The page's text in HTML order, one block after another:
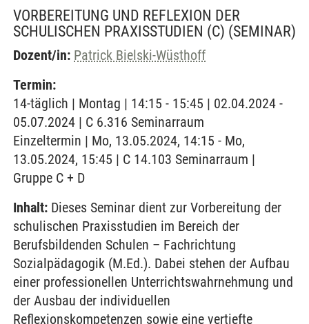
VORBEREITUNG UND REFLEXION DER
SCHULISCHEN PRAXISSTUDIEN (C) (SEMINAR)
Dozent/in: Patrick Bielski-Wüsthoff
Termin:
14-täglich | Montag | 14:15 - 15:45 | 02.04.2024 -
05.07.2024 | C 6.316 Seminarraum
Einzeltermin | Mo, 13.05.2024, 14:15 - Mo,
13.05.2024, 15:45 | C 14.103 Seminarraum |
Gruppe C + D
Inhalt: Dieses Seminar dient zur Vorbereitung der
schulischen Praxisstudien im Bereich der
Berufsbildenden Schulen – Fachrichtung
Sozialpädagogik (M.Ed.). Dabei stehen der Aufbau
einer professionellen Unterrichtswahrnehmung und
der Ausbau der individuellen
Reflexionskompetenzen sowie eine vertiefte